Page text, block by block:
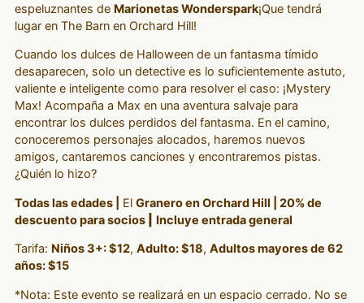
espeluznantes de Marionetas Wonderspark¡Que tendrá
lugar en The Barn en Orchard Hill!
Cuando los dulces de Halloween de un fantasma tímido
desaparecen, solo un detective es lo suficientemente astuto,
valiente e inteligente como para resolver el caso: ¡Mystery
Max! Acompaña a Max en una aventura salvaje para
encontrar los dulces perdidos del fantasma. En el camino,
conoceremos personajes alocados, haremos nuevos
amigos, cantaremos canciones y encontraremos pistas.
¿Quién lo hizo?
Todas las edades |
El Granero en Orchard Hill | 20% de
descuento para socios
Incluye entrada general
Tarifa: Niños 3+: $12, Adulto: $18, Adultos mayores de 62
años: $15
*Nota: Este evento se realizará en un espacio cerrado. No se